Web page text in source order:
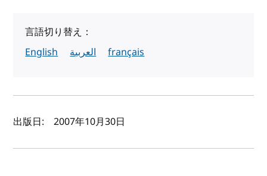
言語切り替え：
English
العربية français
著者と公開日
出版日: 2007年10月30日